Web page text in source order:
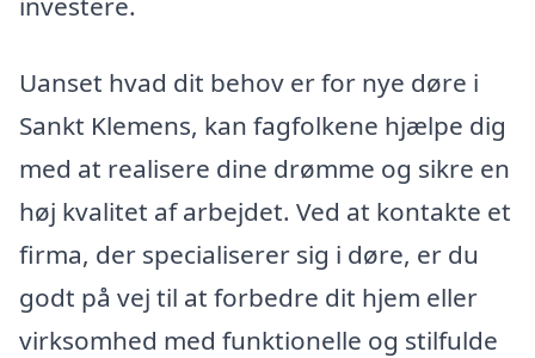
Uanset hvad dit behov er for nye døre i
Sankt Klemens, kan fagfolkene hjælpe dig
med at realisere dine drømme og sikre en
høj kvalitet af arbejdet. Ved at kontakte et
firma, der specialiserer sig i døre, er du
godt på vej til at forbedre dit hjem eller
virksomhed med funktionelle og stilfulde